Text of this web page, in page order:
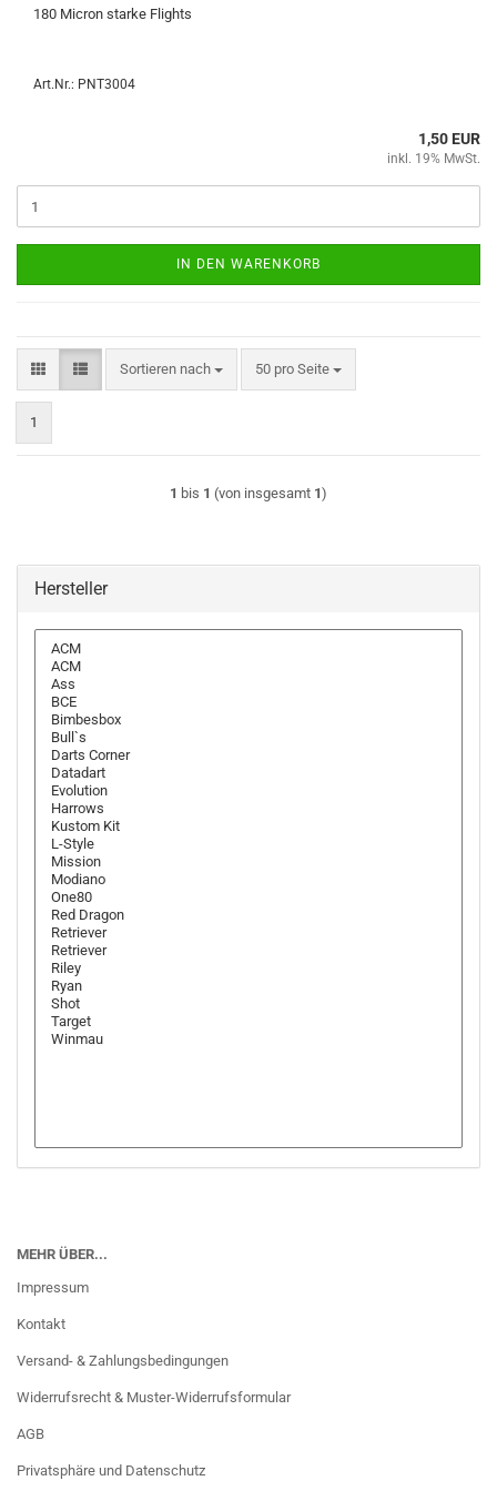
180 Mi­cron star­ke Flights
Art.Nr.: PNT3004
1,50 EUR
inkl. 19% MwSt.
IN DEN WARENKORB
Sortieren nach
Sortieren nach 50 pro Seite
pro Seite
1
1 bis 1 (von insgesamt 1)
Hersteller
MEHR ÜBER...
Impressum
Kontakt
Versand- & Zahlungsbedingungen
Widerrufsrecht & Muster-Widerrufsformular
AGB
Privatsphäre und Datenschutz